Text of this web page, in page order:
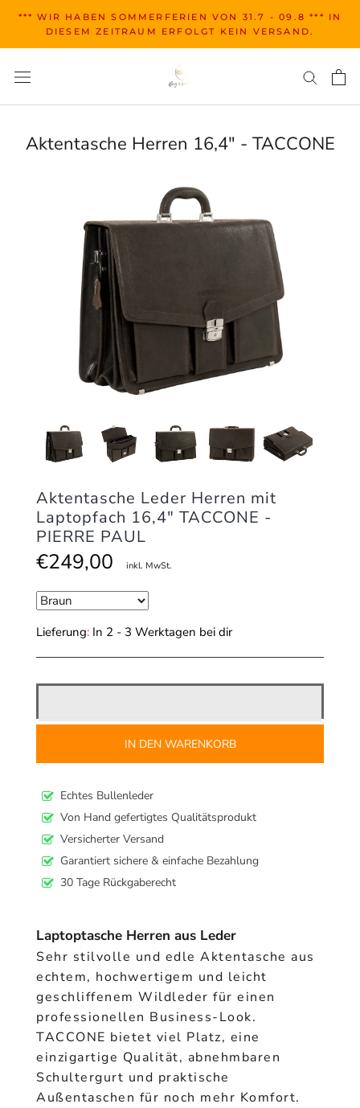
springen
*** WIR HABEN SOMMERFERIEN VON 31.7 - 09.8 *** IN
DIESEM ZEITRAUM ERFOLGT KEIN VERSAND.
Aktentasche Herren 16,4" - TACCONE
Aktentasche Leder Herren mit
Laptopfach 16,4" TACCONE -
PIERRE PAUL
€249,00 inkl. MwSt.
Lieferung: In 2 - 3 Werktagen bei dir
IN DEN WARENKORB
Echtes Bullenleder
Von Hand gefertigtes Qualitätsprodukt
Versicherter Versand
Garantiert sichere & einfache Bezahlung
30 Tage Rückgaberecht
Laptoptasche Herren aus Leder
Sehr stilvolle und edle Aktentasche aus
echtem, hochwertigem und leicht
geschliffenem Wildleder für einen
professionellen Business-Look.
TACCONE bietet viel Platz, eine
einzigartige Qualität, abnehmbaren
Schultergurt und praktische
Außentaschen für noch mehr Komfort.